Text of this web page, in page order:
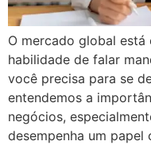
O mercado global está
habilidade de falar
você precisa para se
entendemos a
negócios,
desempenha um papel